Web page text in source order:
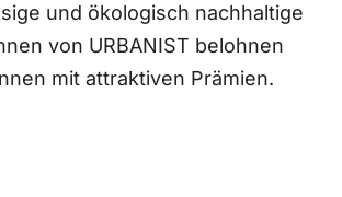
und ökologisch nachhaltige
von URBANIST belohnen
mit attraktiven Prämien.